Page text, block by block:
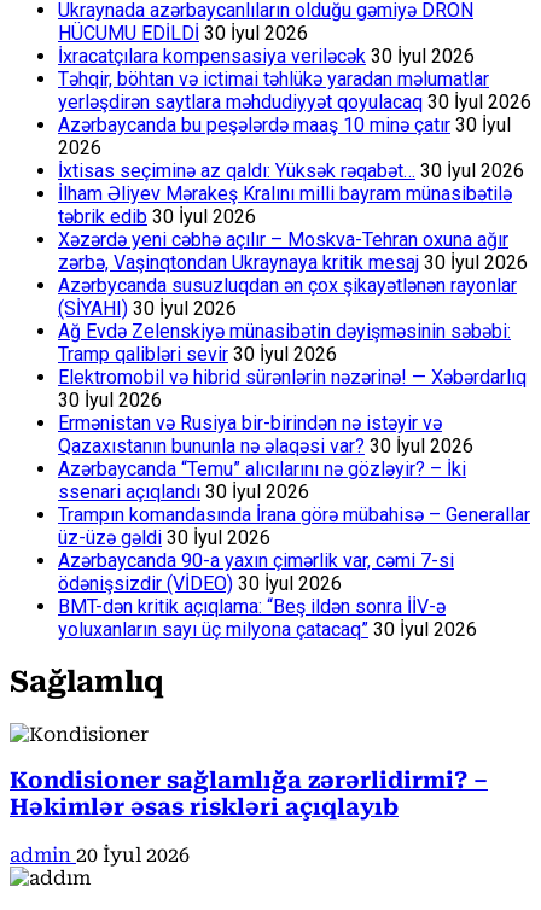
Ukraynada azərbaycanlıların olduğu gəmiyə DRON
HÜCUMU EDİLDİ 30 İyul 2026
İxracatçılara kompensasiya veriləcək 30 İyul 2026
Təhqir, böhtan və ictimai təhlükə yaradan məlumatlar
yerləşdirən saytlara məhdudiyyət qoyulacaq 30 İyul 2026
Azərbaycanda bu peşələrdə maaş 10 minə çatır 30 İyul
2026
İxtisas seçiminə az qaldı: Yüksək rəqabət… 30 İyul 2026
İlham Əliyev Mərakeş Kralını milli bayram münasibətilə
təbrik edib 30 İyul 2026
Xəzərdə yeni cəbhə açılır – Moskva-Tehran oxuna ağır
zərbə, Vaşinqtondan Ukraynaya kritik mesaj 30 İyul 2026
Azərbycanda susuzluqdan ən çox şikayətlənən rayonlar
(SİYAHI) 30 İyul 2026
Ağ Evdə Zelenskiyə münasibətin dəyişməsinin səbəbi:
Tramp qalibləri sevir 30 İyul 2026
Elektromobil və hibrid sürənlərin nəzərinə! — Xəbərdarlıq
30 İyul 2026
Ermənistan və Rusiya bir-birindən nə istəyir və
Qazaxıstanın bununla nə əlaqəsi var? 30 İyul 2026
Azərbaycanda “Temu” alıcılarını nə gözləyir? – İki
ssenari açıqlandı 30 İyul 2026
Trampın komandasında İrana görə mübahisə – Generallar
üz-üzə gəldi 30 İyul 2026
Azərbaycanda 90-a yaxın çimərlik var, cəmi 7-si
ödənişsizdir (VİDEO) 30 İyul 2026
BMT-dən kritik açıqlama: “Beş ildən sonra İİV-ə
yoluxanların sayı üç milyona çatacaq” 30 İyul 2026
Sağlamlıq
Kondisioner sağlamlığa zərərlidirmi? –
Həkimlər əsas riskləri açıqlayıb
admin 20 İyul 2026